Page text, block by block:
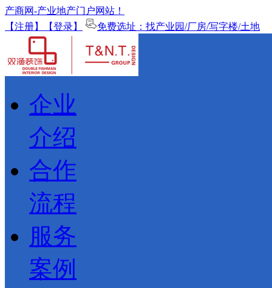
产商网-产业地产门户网站！
【注册】
【登录】 免费选址：找产业园/厂房/写字楼/土地
企业
介绍
合作
流程
服务
案例